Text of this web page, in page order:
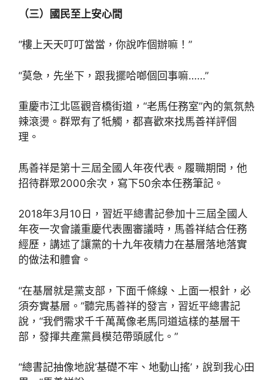
（三）國民至上安心間
“樓上天天叮叮當當，你說咋個辦嘛！”
“莫急，先坐下，跟我擺哈啷個回事嘛……”
重慶市江北區觀音橋街道，“老馬任務室”內的氣氛熱
辣滾燙。群眾有了牴觸，都喜歡來找馬善祥評個
理。
馬善祥是第十三屆全國人年夜代表。履職期間，他
招待群眾2000余次，寫下50余本任務筆記。
2018年3月10日，習近平總書記參加十三屆全國人
年夜一次會議重慶代表團審議時，馬善祥結合任務
經歷，講述了讓黨的十九年夜精力在基層落地落實
的做法和體會。
“在基層就是黨支部，下面千條線、上面一根針，必
須夯實基層。”聽完馬善祥的發言，習近平總書記
說，“我們需求千千萬萬像老馬同道這樣的基層干
部，發揮共產黨員模范帶頭感化。”
“總書記抽像地說‘基礎不牢、地動山搖’，說到我心田